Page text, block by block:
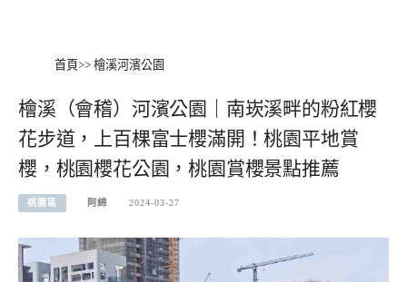
首頁>> 檜溪河濱公園
檜溪（會稽）河濱公園｜南崁溪畔的粉紅櫻
花步道，上百棵富士櫻滿開！桃園平地賞
櫻，桃園櫻花公園，桃園賞櫻景點推薦
桃園區 阿綿 2024-03-27